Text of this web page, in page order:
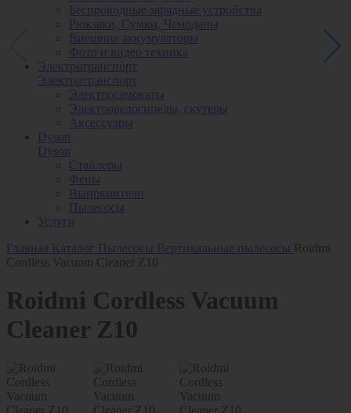
Беспроводные зарядные устройства
Рюкзаки, Сумки, Чемоданы
Внешние аккумуляторы
Фото и видео техника
Электротранспорт
Электротранспорт
Электросамокаты
Электровелосипеды, скутеры
Аксессуары
Dyson
Dyson
Стайлеры
Фены
Выпрямители
Пылесосы
Услуги
Главная Каталог Пылесосы Вертикальные пылесосы Roidmi
Cordless Vacuum Cleaner Z10
Roidmi Cordless Vacuum
Cleaner Z10